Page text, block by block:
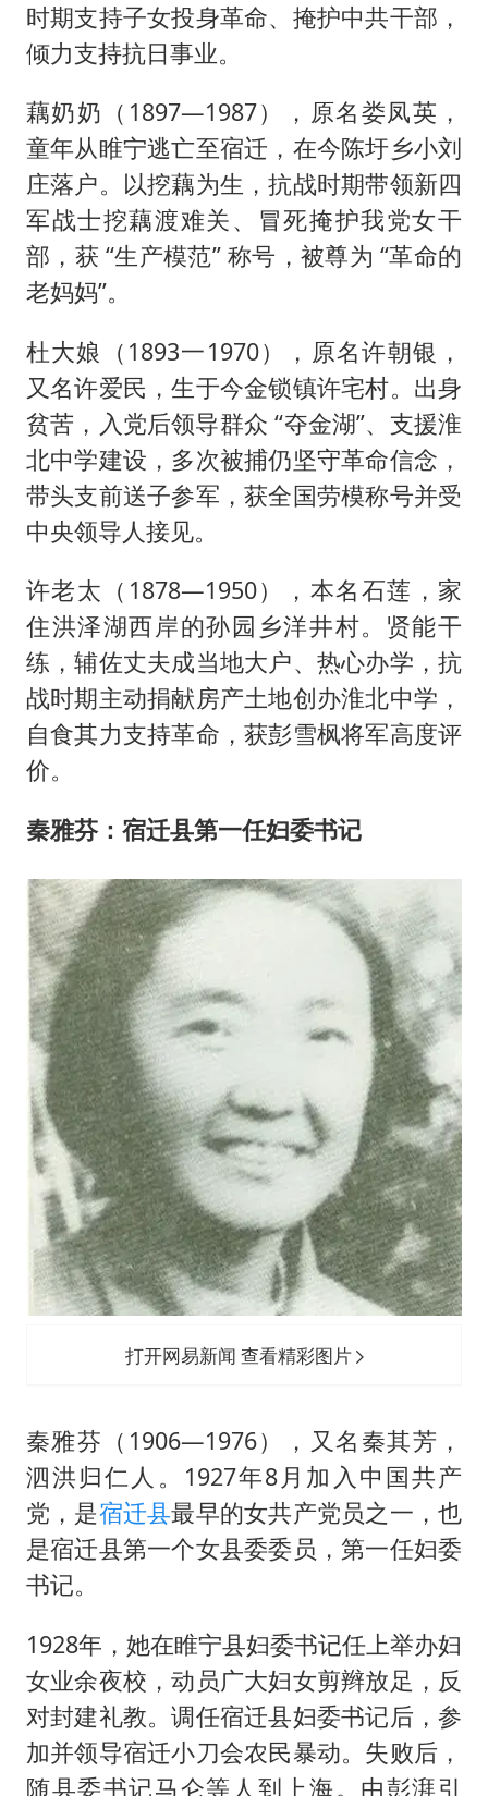
时期支持子女投身革命、掩护中共干部，
倾力支持抗日事业。
藕奶奶（1897—1987），原名娄凤英，
童年从睢宁逃亡至宿迁，在今陈圩乡小刘
庄落户。以挖藕为生，抗战时期带领新四
军战士挖藕渡难关、冒死掩护我党女干
部，获 “生产模范” 称号，被尊为 “革命的
老妈妈”。
杜大娘（1893一1970），原名许朝银，
又名许爱民，生于今金锁镇许宅村。出身
贫苦，入党后领导群众 “夺金湖”、支援淮
北中学建设，多次被捕仍坚守革命信念，
带头支前送子参军，获全国劳模称号并受
中央领导人接见。
许老太（1878—1950），本名石莲，家
住洪泽湖西岸的孙园乡洋井村。贤能干
练，辅佐丈夫成当地大户、热心办学，抗
战时期主动捐献房产土地创办淮北中学，
自食其力支持革命，获彭雪枫将军高度评
价。
秦雅芬： 宿迁县第一任妇委书记
打开网易新闻 查看精彩图片
秦雅芬（1906—1976），又名秦其芳，
泗洪归仁人。1927年8月加入中国共产
党，是宿迁县最早的女共产党员之一，也
是宿迁县第一个女县委委员，第一任妇委
书记。
1928年，她在睢宁县妇委书记任上举办妇
女业余夜校，动员广大妇女剪辫放足，反
对封建礼教。调任宿迁县妇委书记后，参
加并领导宿迁小刀会农民暴动。失败后，
随县委书记马仑等人到上海。由彭湃引